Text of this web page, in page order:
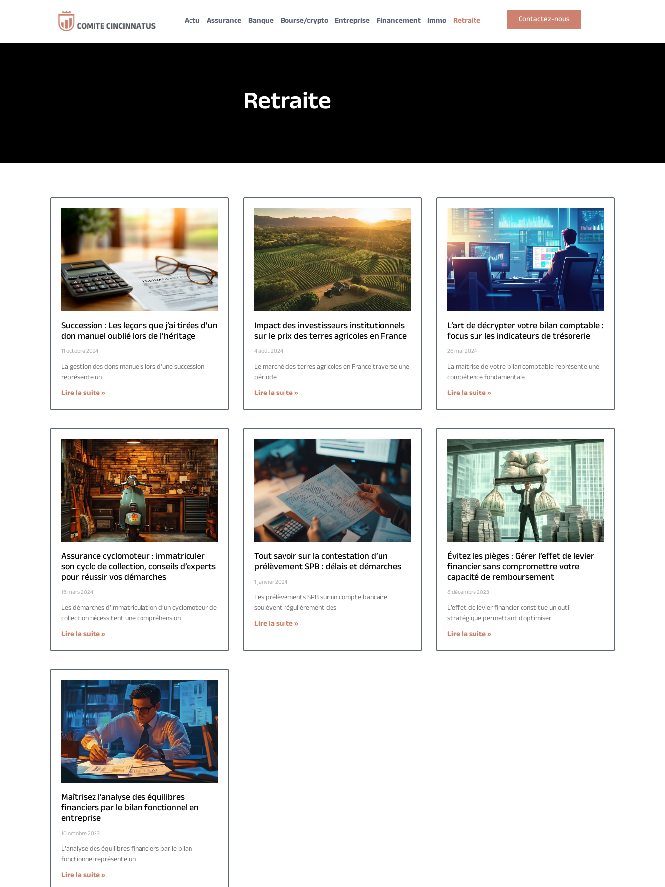
Actu Assurance Banque Bourse/crypto Entreprise Financement Immo Retraite Contactez-nous
Retraite
Succession : Les leçons que j’ai tirées d’un
don manuel oublié lors de l’héritage
11 octobre 2024
La gestion des dons manuels lors d'une succession
représente un
Lire la suite »
Impact des investisseurs institutionnels
sur le prix des terres agricoles en France
4 août 2024
Le marché des terres agricoles en France traverse une
période
Lire la suite »
L’art de décrypter votre bilan comptable :
focus sur les indicateurs de trésorerie
26 mai 2024
La maîtrise de votre bilan comptable représente une
compétence fondamentale
Lire la suite »
Assurance cyclomoteur : immatriculer
son cyclo de collection, conseils d’experts
pour réussir vos démarches
15 mars 2024
Les démarches d’immatriculation d’un cyclomoteur de
collection nécessitent une compréhension
Lire la suite »
Tout savoir sur la contestation d’un
prélèvement SPB : délais et démarches
1 janvier 2024
Les prélèvements SPB sur un compte bancaire
soulèvent régulièrement des
Lire la suite »
Évitez les pièges : Gérer l’effet de levier
financier sans compromettre votre
capacité de remboursement
8 décembre 2023
L’effet de levier financier constitue un outil
stratégique permettant d’optimiser
Lire la suite »
Maîtrisez l’analyse des équilibres
financiers par le bilan fonctionnel en
entreprise
10 octobre 2023
L’analyse des équilibres financiers par le bilan
fonctionnel représente un
Lire la suite »